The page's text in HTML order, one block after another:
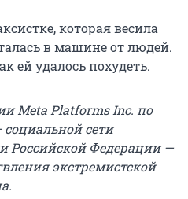
которая весила
в машине от людей.
ей удалось похудеть.
Meta Platforms Inc. по
сети
Российской Федерации —
экстремистской